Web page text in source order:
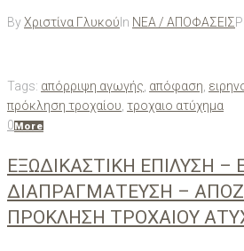
ByΧριστίνα Γλυκού In ΝΕΑ / ΑΠΟΦΑΣΕΙΣ
Tags: απόρριψη αγωγής απόφαση
πρόκληση τροχαίου τροχαιο ατύχημα
0 More
ΕΞΩΔΙΚΑΣΤΙΚΗ ΕΠΙΛΥΣΗ –
ΔΙΑΠΡΑΓΜΑΤΕΥΣΗ –
ΠΡΟΚΛΗΣΗ ΤΡΟΧΑΙΟΥ